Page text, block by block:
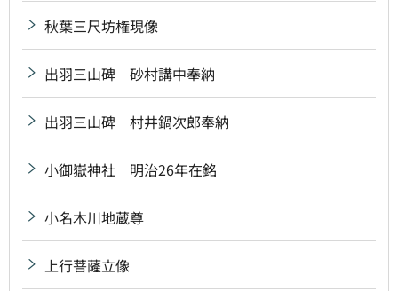
秋葉三尺坊権現像
出羽三山碑 砂村講中奉納
出羽三山碑 村井鍋次郎奉納
小御嶽神社 明治26年在銘
小名木川地蔵尊
上行菩薩立像